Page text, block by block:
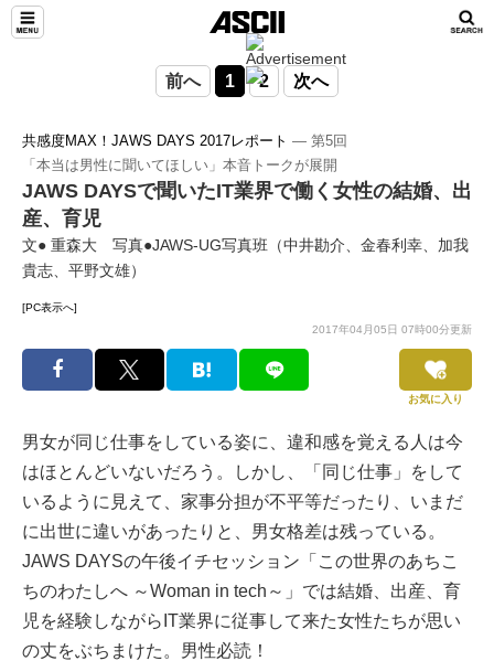
前へ 1 2 次へ
共感度MAX！JAWS DAYS 2017レポート ― 第5回
「本当は男性に聞いてほしい」本音トークが展開
JAWS DAYSで聞いたIT業界で働く女性の結婚、出
産、育児
文● 重森大 写真●JAWS-UG写真班（中井勘介、金春利幸、加我
貴志、平野文雄）
[PC表示へ]
2017年04月05日 07時00分更新
お気に入り
男女が同じ仕事をしている姿に、違和感を覚える人は今
はほとんどいないだろう。しかし、「同じ仕事」をして
いるように見えて、家事分担が不平等だったり、いまだ
に出世に違いがあったりと、男女格差は残っている。
JAWS DAYSの午後イチセッション「この世界のあちこ
ちのわたしへ ～Woman in tech～」では結婚、出産、育
児を経験しながらIT業界に従事して来た女性たちが思い
の丈をぶちまけた。男性必読！